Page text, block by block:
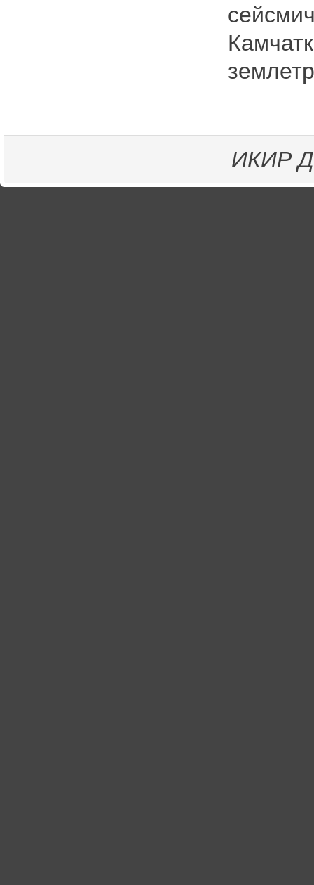
ИКИР